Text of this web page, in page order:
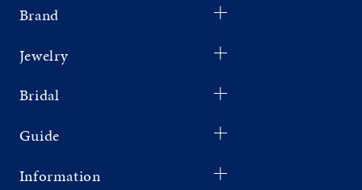
Brand
Jewelry
Bridal
Guide
Information